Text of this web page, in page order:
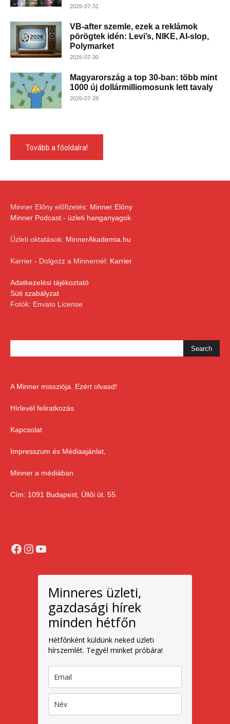
2026-07-31
VB-after szemle, ezek a reklámok
pörögtek idén: Levi’s, NIKE, AI-slop,
Polymarket
2026-07-30
Magyarország a top 30-ban: több mint
1000 új dollármilliomosunk lett tavaly
2026-07-28
Tovább a főoldalra!
Minner Előny előfizetés: Minner Előny
Minner Podcast - üzleti hanganyagok
Üzleti oktatások: MinnerAkademia.hu
Karrier - Dolgozz a Minnernél: Karrier
Adatkezelési tájékoztató
Süti szabályzat
Fotók: Envato License
A Minner missziója. Ezért olvasd!
Hírlevél feliratkozás
Kapcsolat
Impresszum és Médiaajánlat,
Minner a médiában
Cím: 1091 Budapest, Üllői út. 55.
Facebook
Instagram
YouTube
Minneres üzleti,
gazdasági hírek
minden hétfőn
Hétfőnként küldünk neked üzleti
hírszemlét. Tegyél minket próbára!